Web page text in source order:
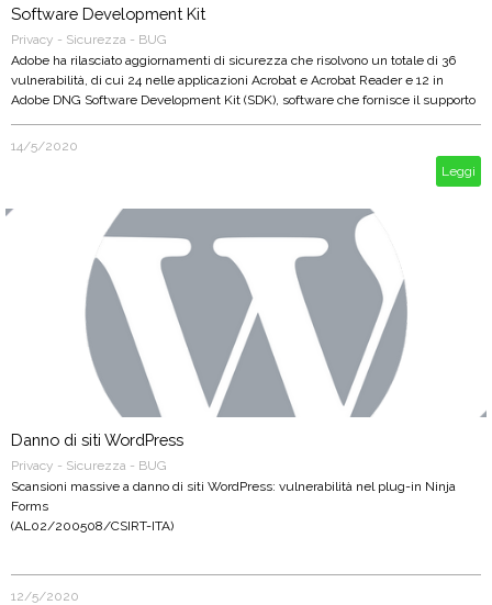
Software Development Kit
Privacy - Sicurezza - BUG
Adobe ha rilasciato aggiornamenti di sicurezza che risolvono un totale di 36
vulnerabilità, di cui 24 nelle applicazioni Acrobat e Acrobat Reader e 12 in
Adobe DNG Software Development Kit (SDK), software che fornisce il supporto
14/5/2020
Leggi
Danno di siti WordPress
Privacy - Sicurezza - BUG
Scansioni massive a danno di siti WordPress: vulnerabilità nel plug-in Ninja
Forms
(AL02/200508/CSIRT-ITA)
12/5/2020